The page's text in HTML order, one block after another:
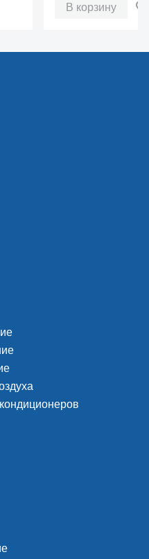
В корзину